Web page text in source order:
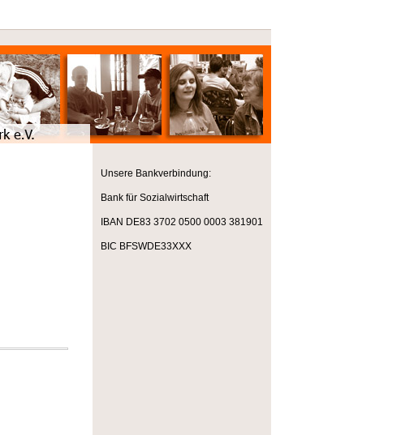
Unsere Bankverbindung:
Bank für Sozialwirtschaft
IBAN DE83 3702 0500 0003 381901
BIC BFSWDE33XXX